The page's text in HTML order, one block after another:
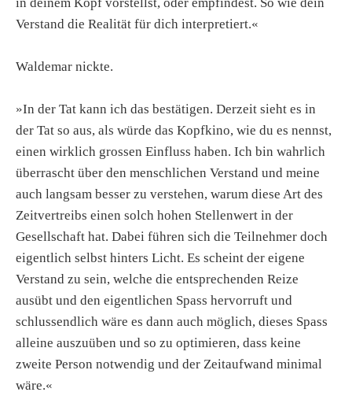
Verstand die Realität für dich interpretiert.«
Waldemar nickte.
»In der Tat kann ich das bestätigen. Derzeit sieht es in
der Tat so aus, als würde das Kopfkino, wie du es nennst,
einen wirklich grossen Einfluss haben. Ich bin wahrlich
überrascht über den menschlichen Verstand und meine
auch langsam besser zu verstehen, warum diese Art des
Zeitvertreibs einen solch hohen Stellenwert in der
Gesellschaft hat. Dabei führen sich die Teilnehmer doch
eigentlich selbst hinters Licht. Es scheint der eigene
Verstand zu sein, welche die entsprechenden Reize
ausübt und den eigentlichen Spass hervorruft und
schlussendlich wäre es dann auch möglich, dieses Spass
alleine auszuüben und so zu optimieren, dass keine
zweite Person notwendig und der Zeitaufwand minimal
wäre.«